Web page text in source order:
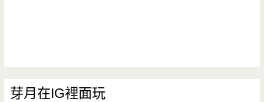
芽月在IG裡面玩